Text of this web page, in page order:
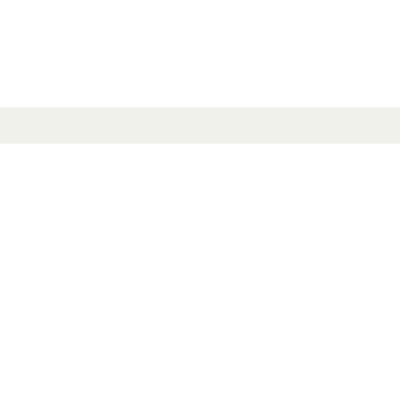
besonders pflegeleicht.
Das Signalweiß/Polarweiß folgt dabei dem Trend
hochweißen Wand nicht blass erscheint. So wird ein